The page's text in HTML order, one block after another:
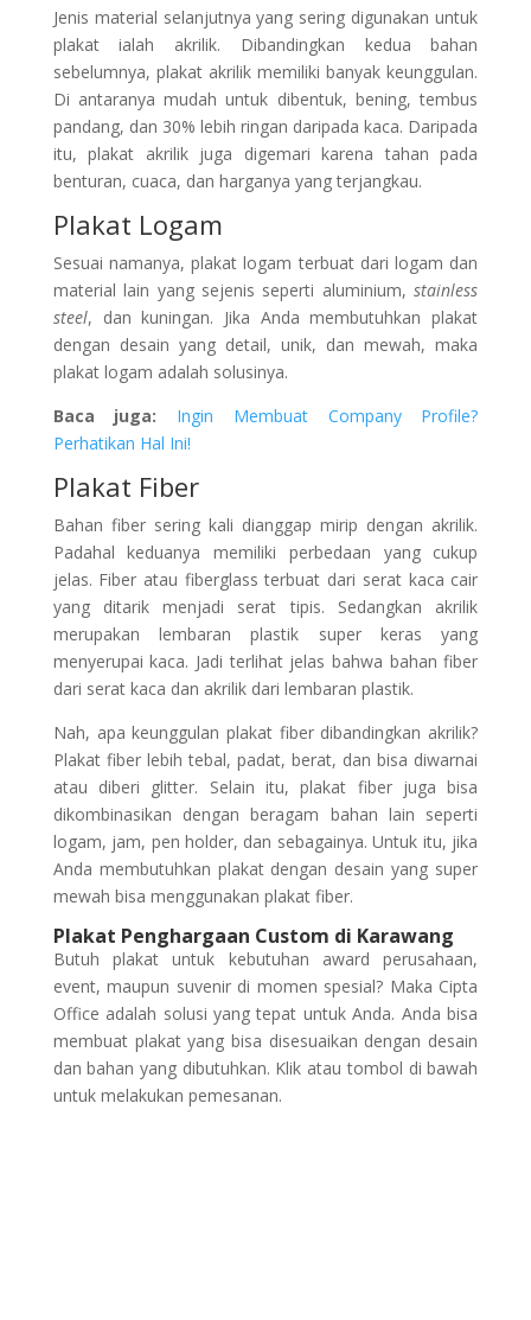
Jenis material selanjutnya yang sering digunakan untuk
plakat ialah akrilik. Dibandingkan kedua bahan
sebelumnya, plakat akrilik memiliki banyak keunggulan.
Di antaranya mudah untuk dibentuk, bening, tembus
pandang, dan 30% lebih ringan daripada kaca. Daripada
itu, plakat akrilik juga digemari karena tahan pada
benturan, cuaca, dan harganya yang terjangkau.
Plakat Logam
Sesuai namanya, plakat logam terbuat dari logam dan
material lain yang sejenis seperti aluminium,stainless
steel, dan kuningan. Jika Anda membutuhkan plakat
dengan desain yang detail, unik, dan mewah, maka
plakat logam adalah solusinya.
Baca juga: Ingin Membuat Company Profile?
Perhatikan Hal Ini!
Plakat Fiber
Bahan fiber sering kali dianggap mirip dengan akrilik.
Padahal keduanya memiliki perbedaan yang cukup
jelas. Fiber atau fiberglass terbuat dari serat kaca cair
yang ditarik menjadi serat tipis. Sedangkan akrilik
merupakan lembaran plastik super keras yang
menyerupai kaca. Jadi terlihat jelas bahwa bahan fiber
dari serat kaca dan akrilik dari lembaran plastik.
Nah, apa keunggulan plakat fiber dibandingkan akrilik?
Plakat fiber lebih tebal, padat, berat, dan bisa diwarnai
atau diberi glitter. Selain itu, plakat fiber juga bisa
dikombinasikan dengan beragam bahan lain seperti
logam, jam, pen holder, dan sebagainya. Untuk itu, jika
Anda membutuhkan plakat dengan desain yang super
mewah bisa menggunakan plakat fiber.
Plakat Penghargaan Custom di Karawang
Butuh plakat untuk kebutuhan award perusahaan,
event, maupun suvenir di momen spesial? Maka Cipta
Office adalah solusi yang tepat untuk Anda. Anda bisa
membuat plakat yang bisa disesuaikan dengan desain
dan bahan yang dibutuhkan. Klik atau tombol di bawah
untuk melakukan pemesanan.